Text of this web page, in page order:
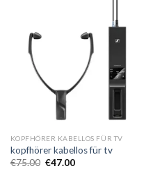
KOPFHÖRER KABELLOS FÜR TV
kopfhörer kabellos für tv
€75.00 €47.00